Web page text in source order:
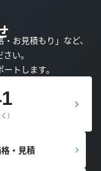
お見積もり」など、
い。
トします。
）
・見積